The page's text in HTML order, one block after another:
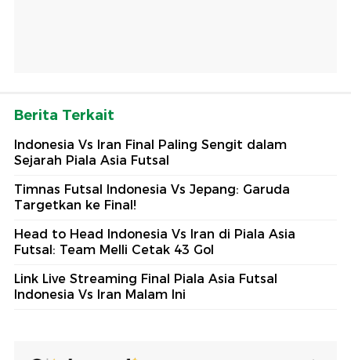
Berita Terkait
Indonesia Vs Iran Final Paling Sengit dalam
Sejarah Piala Asia Futsal
Timnas Futsal Indonesia Vs Jepang: Garuda
Targetkan ke Final!
Head to Head Indonesia Vs Iran di Piala Asia
Futsal: Team Melli Cetak 43 Gol
Link Live Streaming Final Piala Asia Futsal
Indonesia Vs Iran Malam Ini